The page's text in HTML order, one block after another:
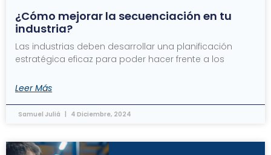
¿Cómo mejorar la secuenciación en tu
industria?
Las industrias deben desarrollar una planificación
estratégica eficaz para poder hacer frente a los
Leer Más
Samuel Juliá 4 Diciembre, 2024